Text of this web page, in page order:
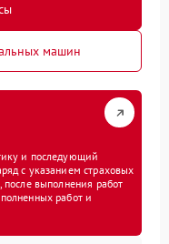
машин
и последующий
с указанием страховых
после выполнения работ
работ и